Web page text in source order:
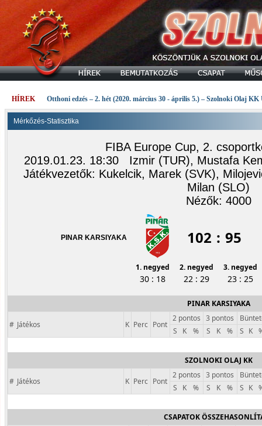
HÍREK Otthoni edzés – 2. hét (2020. március 30 - április 5.) – Szolnoki Olaj KK
Mérkőzés-Statisztika
FIBA Europe Cup, 2.
2019.01.23. 18:30 Izmir (TUR), Mustafa
Játékvezetők: Kukelcik, Marek (SVK),
Milan (SLO)
Nézők: 4000
PINAR KARSIYAKA 102 : 95
1. negyed 2. negyed 3. negyed
30 : 18 22 : 29 23 : 25
PINAR KARSIYAKA
# Játékos K Perc Pont
2 pontos 3 pontos
S
K % S K % S K
SZOLNOKI OLAJ KK
# Játékos K Perc Pont
2 pontos 3 pontos
S
K % S K % S K
CSAPATOK